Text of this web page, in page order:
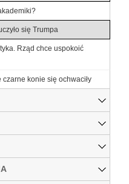
się Trumpa
Rząd chce uspokoić
czarne konie się ochwaciły